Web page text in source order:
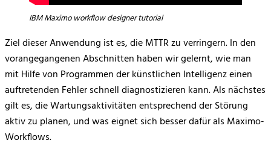
IBM Maximo workflow designer tutorial
Ziel dieser Anwendung ist es, die MTTR zu verringern. In den
vorangegangenen Abschnitten haben wir gelernt, wie man
mit Hilfe von Programmen der künstlichen Intelligenz einen
auftretenden Fehler schnell diagnostizieren kann. Als nächstes
gilt es, die Wartungsaktivitäten entsprechend der Störung
aktiv zu planen, und was eignet sich besser dafür als Maximo-
Workflows.